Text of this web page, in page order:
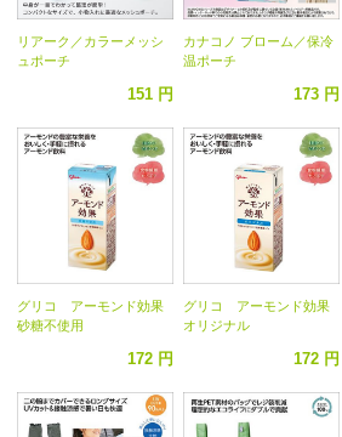
リアーク／カラーメッシ
ュポーチ
151 円
カナコノ ブローム／保冷
温ポーチ
173 円
グリコ アーモンド効果
砂糖不使用
172 円
グリコ アーモンド効果
オリジナル
172 円